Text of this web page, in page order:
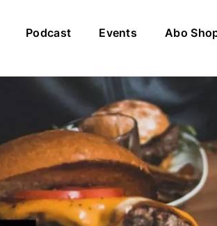
Podcast Events Abo